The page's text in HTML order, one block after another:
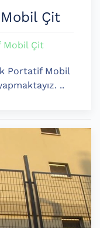
Çit
Mobil Çit
Portatif Mobil
..